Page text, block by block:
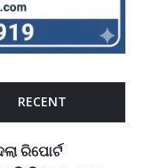
RECENT
ରିପୋର୍ଟ